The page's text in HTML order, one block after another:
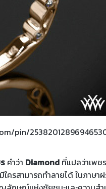
pin/
คำว่า Diamond ที่แปลว่าเพช
ครสามารถทำลายได้ ในภาษาฝ